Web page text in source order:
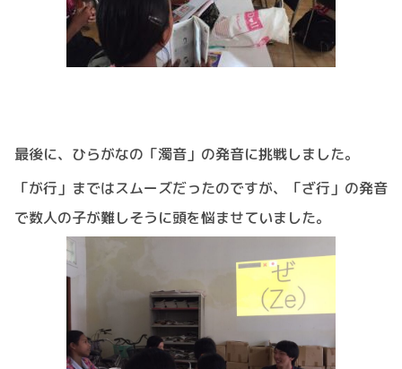
最後に、ひらがなの「濁音」の発音に挑戦しました。
「が行」まではスムーズだったのですが、「ざ行」の発音
で数人の子が難しそうに頭を悩ませていました。